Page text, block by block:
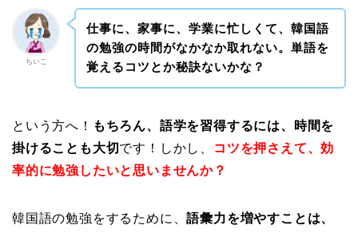
ちいこ
仕事に、家事に、学業に忙しくて、韓国語
の勉強の時間がなかなか取れない。単語を
覚えるコツとか秘訣ないかな？
という方へ！
もちろん、語学を習得するには、時間を
掛けることも大切です！しかし、
コツを押さえて、効
率的に勉強したいと思いませんか？
韓国語の勉強をするために、語彙力を増やすことは、